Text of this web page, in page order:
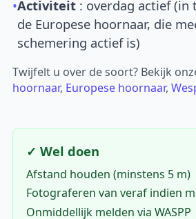
•Activiteit : overdag actief
de Europese hoornaar, die
schemering actief is)
Twijfelt u over de soort? Bekijk
hoornaar, Europese hoornaar,
✓ Wel doen
Afstand houden (minstens 5 m)
Fotograferen van veraf indien
Onmiddellijk melden via WASPP